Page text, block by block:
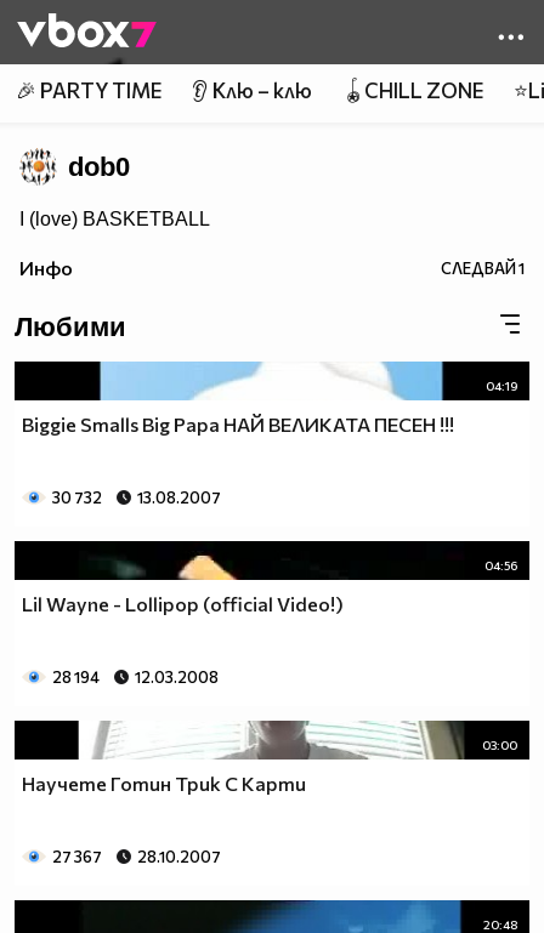
👾
🎉 PARTY TIME 👂 Клю – клю 🪀CHILL ZONE
dob0
I (love) BASKETBALL
Инфо СЛЕДВАЙ1
Любими
04:19
Biggie Smalls Big Papa НАЙ ВЕЛИКАТА ПЕСЕН !!!
30 732 13.08.2007
04:56
Lil Wayne - Lollipop (official Video!)
28 194 12.03.2008
03:00
Научете Готин Трик С Карти
27 367 28.10.2007
20:48